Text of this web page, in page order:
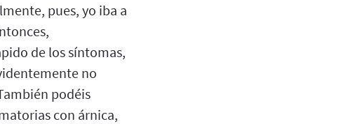
pues, yo iba a
de los síntomas,
no
podéis
con árnica,